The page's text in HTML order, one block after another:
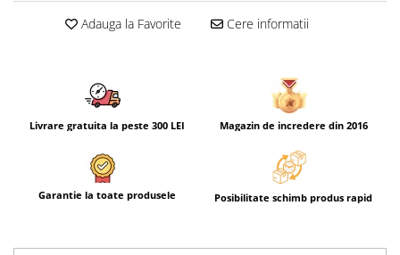
Adauga la Favorite Cere informatii
Livrare gratuita la peste 300 LEI Magazin de incredere din 2016
Garantie la toate produsele Posibilitate schimb produs rapid